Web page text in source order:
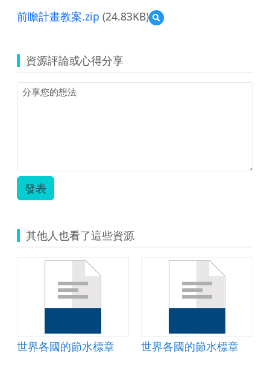
前瞻計畫教案.zip (24.83KB)
預
覽
畫
教
資源評論或心得分享
發表
其他人也看了這些資源
世界各國的節水標章 世界各國的節水標章